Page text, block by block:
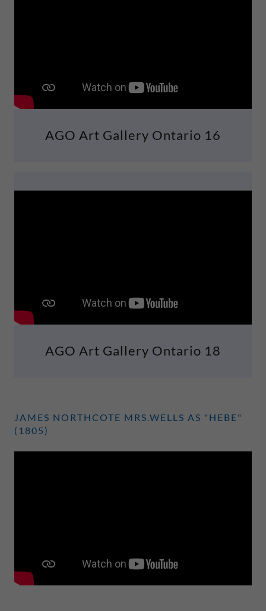
AGO Art Gallery Ontario 16
AGO Art Gallery Ontario 18
JAMES NORTHCOTE MRS.WELLS AS "HEBE"
(1805)